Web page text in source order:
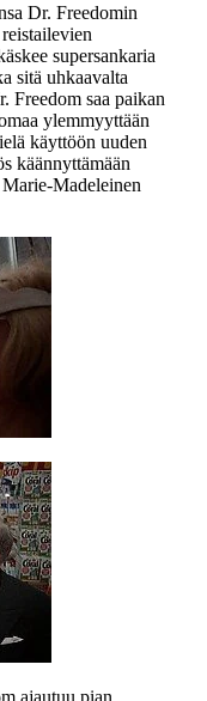
Dr. Freedomin
supersankaria
sitä uhkaavalta
Freedom saa paikan
ylemmyyttään
käyttöön uuden
käännyttämään
Madeleinen
ajautuu pian